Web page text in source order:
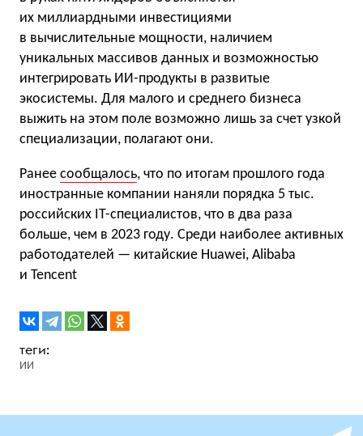
их миллиардными инвестициями
в вычислительные мощности, наличием
уникальных массивов данных и возможностью
интегрировать ИИ-продукты в развитые
экосистемы. Для малого и среднего бизнеса
выжить на этом поле возможно лишь за счет узкой
специализации, полагают они.
Ранее сообщалось, что по итогам прошлого года
иностранные компании наняли порядка 5 тыс.
российских IT-специалистов, что в два раза
больше, чем в 2023 году. Среди наиболее активных
работодателей — китайские Huawei, Alibaba
и Tencent
ИИ